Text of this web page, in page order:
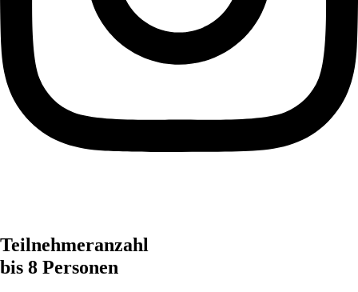
Teilnehmeranzahl
bis 8 Personen